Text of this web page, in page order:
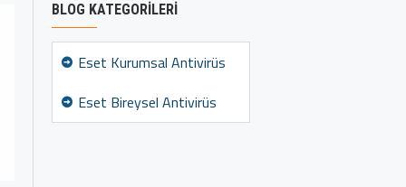
BLOG KATEGORILERI
Eset Kurumsal Antivirüs
Eset Bireysel Antivirüs